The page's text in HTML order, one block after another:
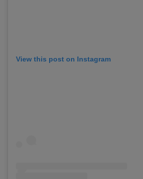
View this post on Instagram